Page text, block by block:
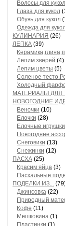
Волосы для кукол
Глаза для кукол
Обувь для кукол
Одежда для
КУЛИНАРИЯ (26)
ЛЕПКА (39)
Лепим зверей (4)
Лепим цветы (5)
Соленое
Холодный
МАТЕРИАЛЫ ДЛЯ
НОВОГОДНИЕ
Веночки (10)
Елочки (28)
Елочные игрушки
Новогоднее
Снеговики (13)
Снежинки (12)
ПАСХА (25)
Красим яйца (3)
Пасхальные
ПОДЕЛКИ ИЗ...
Джинсовка (22)
Природный
Кофе (11)
Мешковина (1)
Пластинки (1)